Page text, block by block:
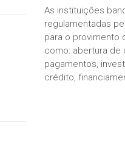
As instituições
regulamentadas
para o provimento
como: abertura de
pagamentos,
crédito,